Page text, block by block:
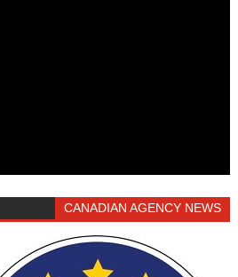
CANADIAN AGENCY NEWS